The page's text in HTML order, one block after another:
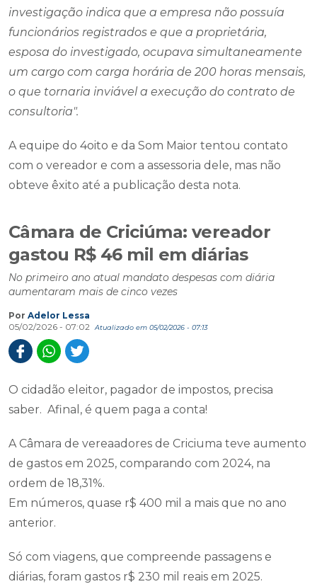
investigação indica que a empresa não possuía
funcionários registrados e que a proprietária,
esposa do investigado, ocupava simultaneamente
um cargo com carga horária de 200 horas mensais,
o que tornaria inviável a execução do contrato de
consultoria".
A equipe do 4oito e da Som Maior tentou contato
com o vereador e com a assessoria dele, mas não
obteve êxito até a publicação desta nota.
Câmara de Criciúma: vereador
gastou R$ 46 mil em diárias
No primeiro ano atual mandato despesas com diária
aumentaram mais de cinco vezes
Por Adelor Lessa
05/02/2026 - 07:02
Atualizado em 05/02/2026 - 07:13
O cidadão eleitor, pagador de impostos, precisa
saber. Afinal, é quem paga a conta!
A Câmara de vereaadores de Criciuma teve aumento
de gastos em 2025, comparando com 2024, na
ordem de 18,31%.
Em números, quase r$ 400 mil a mais que no ano
anterior.
Só com viagens, que compreende passagens e
diárias, foram gastos r$ 230 mil reais em 2025.